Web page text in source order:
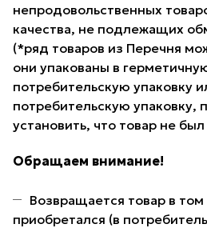
непродовольственных
качества, не подлежащих
(*ряд товаров из Перечня
они упакованы в
потребительскую упаковку
потребительскую упаковку,
установить, что товар не
Обращаем внимание!
Возвращается товар в
приобретался (в